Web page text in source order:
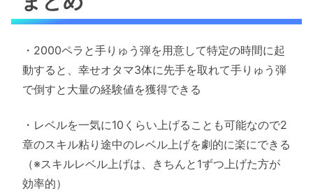
・2000ペラと手りゅう弾を用意して特定の時間に起
動すると、幸せオタマ3体に先手を取れて手りゅう弾
で倒すと大量の経験値を獲得できる
・レベルを一気に10くらい上げることも可能なので2
章のスキル粘り途中のレベル上げを劇的に楽にできる
（※スキルレベル上げは、きちんと1ずつ上げた方が
効率的）